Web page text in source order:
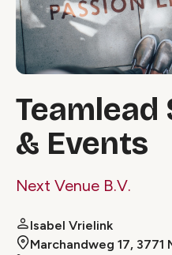
Teamlead
& Events
Next Venue B.V.
Isabel Vrielink
Marchandweg 17, 3771